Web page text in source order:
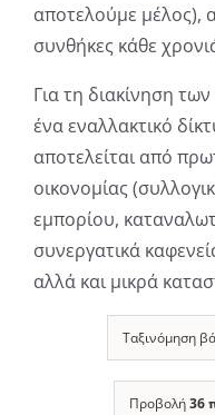
αποτελούμε μέλος),
συνθήκες κάθε
Για τη διακίνηση
ένα εναλλακτικό
αποτελείται από
οικονομίας
εμπορίου,
συνεργατικά
αλλά και μικρά
Ταξινόμηση
Προβολή36